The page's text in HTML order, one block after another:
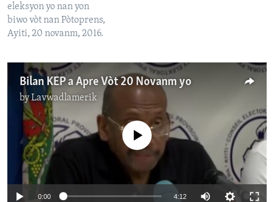
eleksyon yo nan yon
biwo vòt nan Pòtoprens,
Ayiti, 20 novanm, 2016.
Bilan KEP a Apre Vòt 20 Novanm yo
byLavwadlamerik
No media source currently available
0:00 4:12